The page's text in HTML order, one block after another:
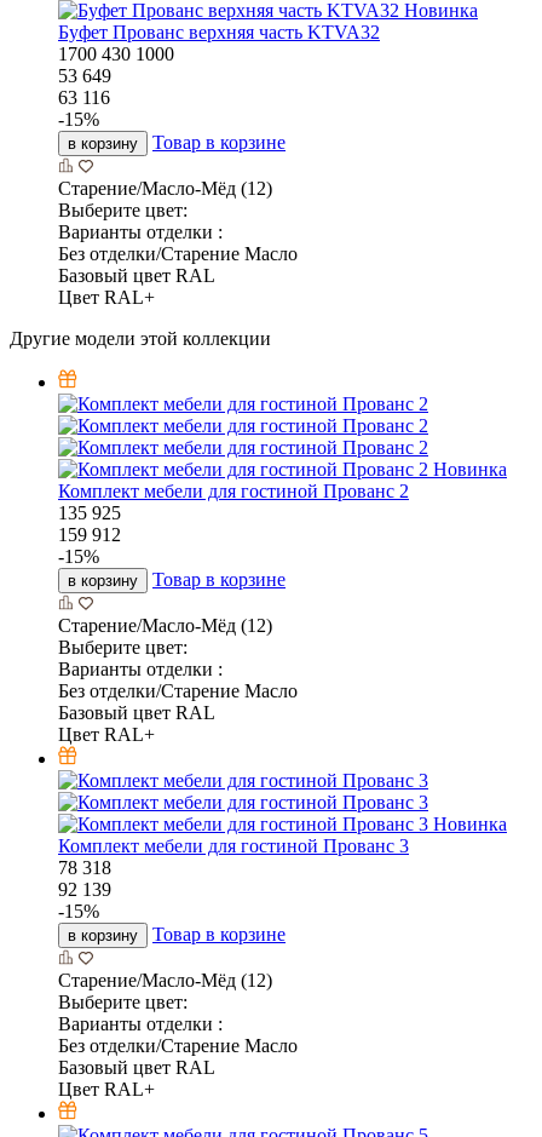
Новинка
Буфет Прованс верхняя часть KTVA32
1700 430 1000
53 649
63 116
-15%
в корзину Товар в корзине
Старение/Масло-Мёд (12)
Выберите цвет:
Варианты отделки :
Без отделки/Старение Масло
Базовый цвет RAL
Цвет RAL+
Другие модели этой коллекции
Новинка
Комплект мебели для гостиной Прованс 2
135 925
159 912
-15%
в корзину Товар в корзине
Старение/Масло-Мёд (12)
Выберите цвет:
Варианты отделки :
Без отделки/Старение Масло
Базовый цвет RAL
Цвет RAL+
Новинка
Комплект мебели для гостиной Прованс 3
78 318
92 139
-15%
в корзину Товар в корзине
Старение/Масло-Мёд (12)
Выберите цвет:
Варианты отделки :
Без отделки/Старение Масло
Базовый цвет RAL
Цвет RAL+